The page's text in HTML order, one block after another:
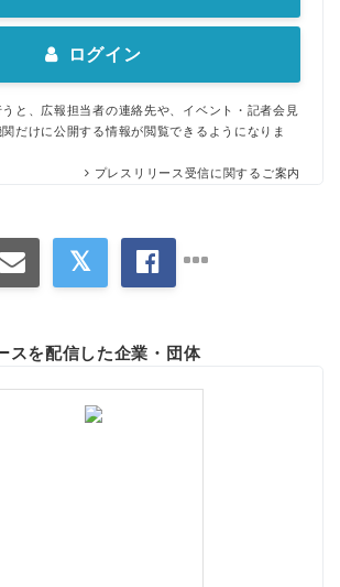
ログイン
と、広報担当者の連絡先や、イベント・記者会見
だけに公開する情報が閲覧できるようになりま
プレスリリース受信に関するご案内
スを配信した企業・団体